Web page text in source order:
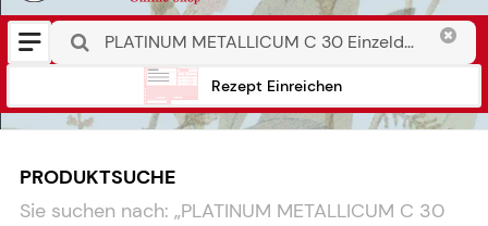
Rezept Einreichen
PRODUKTSUCHE
Sie suchen nach: „PLATINUM METALLICUM C 30